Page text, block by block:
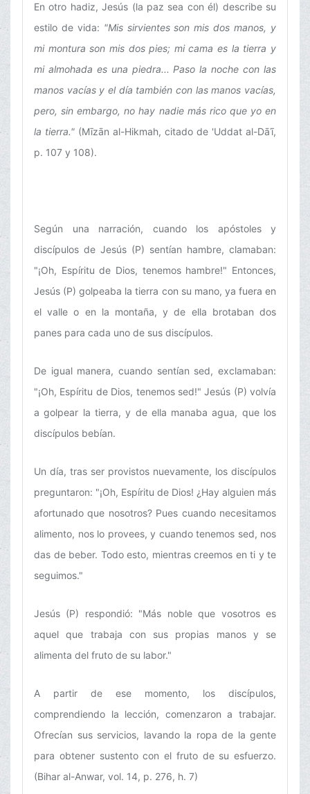
En otro hadiz, Jesús (la paz sea con él) describe su
estilo de vida: "Mis sirvientes son mis dos manos, y
mi montura son mis dos pies; mi cama es la tierra y
mi almohada es una piedra... Paso la noche con las
manos vacías y el día también con las manos vacías,
pero, sin embargo, no hay nadie más rico que yo en
la tierra." (Mīzān al-Hikmah, citado de 'Uddat al-Dāʿī,
p. 107 y 108).
Según una narración, cuando los apóstoles y
discípulos de Jesús (P) sentían hambre, clamaban:
"¡Oh, Espíritu de Dios, tenemos hambre!" Entonces,
Jesús (P) golpeaba la tierra con su mano, ya fuera en
el valle o en la montaña, y de ella brotaban dos
panes para cada uno de sus discípulos.
De igual manera, cuando sentían sed, exclamaban:
"¡Oh, Espíritu de Dios, tenemos sed!" Jesús (P) volvía
a golpear la tierra, y de ella manaba agua, que los
discípulos bebían.
Un día, tras ser provistos nuevamente, los discípulos
preguntaron: "¡Oh, Espíritu de Dios! ¿Hay alguien más
afortunado que nosotros? Pues cuando necesitamos
alimento, nos lo provees, y cuando tenemos sed, nos
das de beber. Todo esto, mientras creemos en ti y te
seguimos."
Jesús (P) respondió: "Más noble que vosotros es
aquel que trabaja con sus propias manos y se
alimenta del fruto de su labor."
A partir de ese momento, los discípulos,
comprendiendo la lección, comenzaron a trabajar.
Ofrecían sus servicios, lavando la ropa de la gente
para obtener sustento con el fruto de su esfuerzo.
(Bihar al-Anwar, vol. 14, p. 276, h. 7)